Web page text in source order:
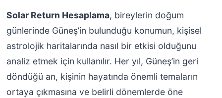
Solar Return Hesaplama, bireylerin doğum
günlerinde Güneş’in bulunduğu konumun, kişisel
astrolojik haritalarında nasıl bir etkisi olduğunu
analiz etmek için kullanılır. Her yıl, Güneş’in geri
döndüğü an, kişinin hayatında önemli temaların
ortaya çıkmasına ve belirli dönemlerde öne